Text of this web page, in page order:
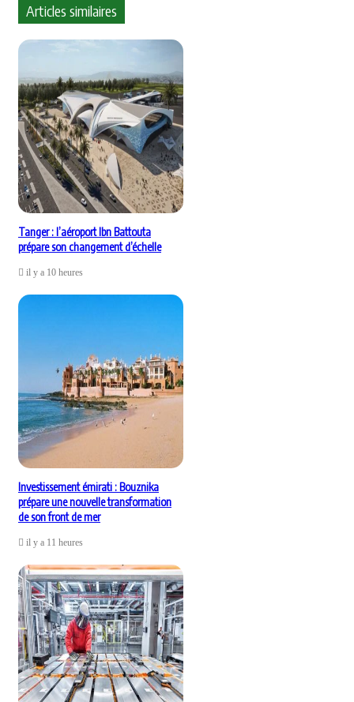
Articles similaires
Tanger : l’aéroport Ibn Battouta
prépare son changement d’échelle
il y a 10 heures
Investissement émirati : Bouznika
prépare une nouvelle transformation
de son front de mer
il y a 11 heures